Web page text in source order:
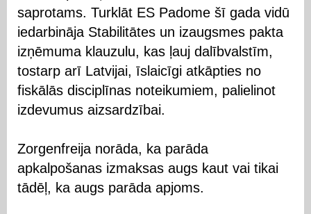
saprotams. Turklāt ES Padome šī gada vidū
iedarbināja Stabilitātes un izaugsmes pakta
izņēmuma klauzulu, kas ļauj dalībvalstīm,
tostarp arī Latvijai, īslaicīgi atkāpties no
fiskālās disciplīnas noteikumiem, palielinot
izdevumus aizsardzībai.
Zorgenfreija norāda, ka parāda
apkalpošanas izmaksas augs kaut vai tikai
tādēļ, ka augs parāda apjoms.